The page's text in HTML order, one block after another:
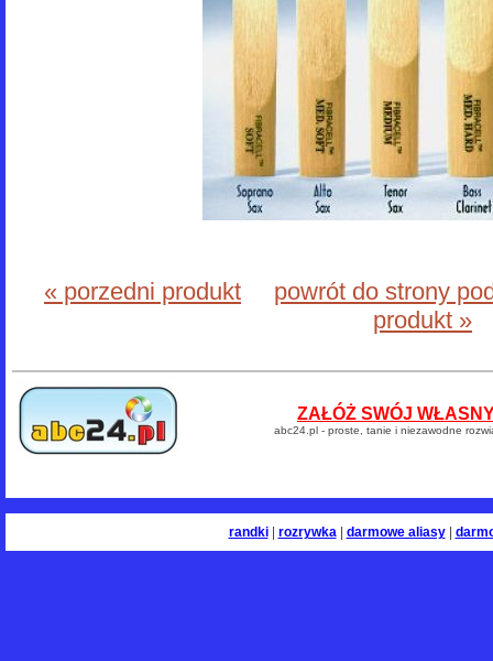
« porzedni produkt
powrót do strony
produkt »
ZAŁÓŻ SWÓJ
abc24.pl - proste, tanie i niezawodne
randki| rozrywka| darmowe aliasy|